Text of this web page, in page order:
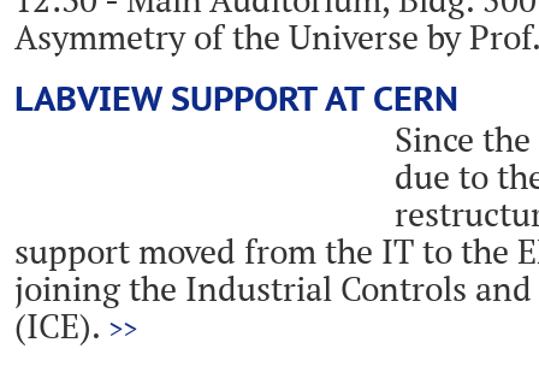
Asymmetry of the Universe by
LABVIEW SUPPORT AT CERN
Since
due to
support moved from the IT to the
joining the Industrial Controls and
(ICE). >>